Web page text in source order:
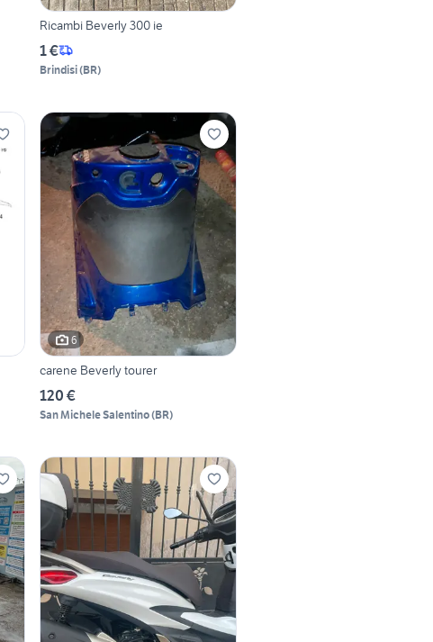
Ricambi Beverly 300 ie
1 €
Brindisi(BR)
6
carene Beverly tourer
120 €
San Michele Salentino(BR)